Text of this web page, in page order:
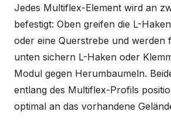
Jedes Multiflex-Element wird an
befestigt: Oben greifen die L-
oder eine Querstrebe und werden
unten sichern L-Haken oder
Modul gegen Herumbaumeln.
entlang des Multiflex-Profils
optimal an das vorhandene